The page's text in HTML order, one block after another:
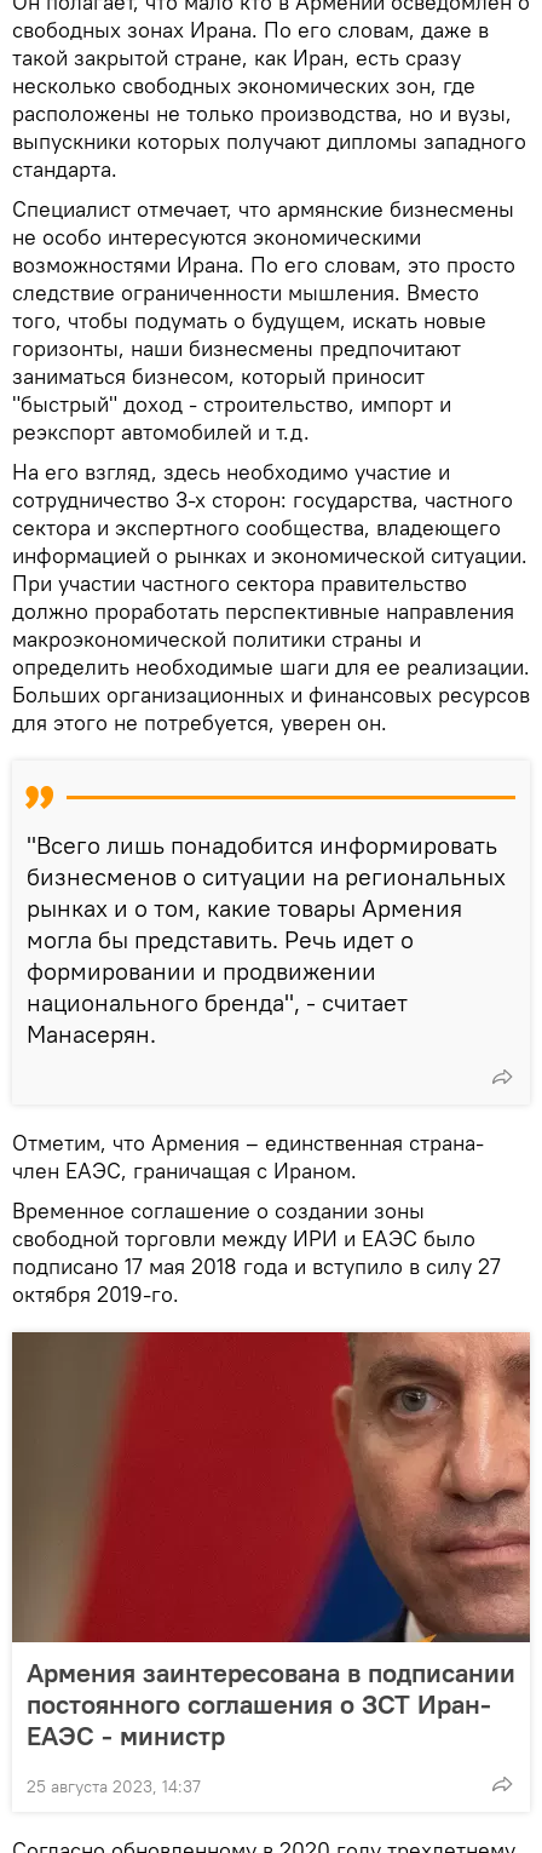
свободных зонах Ирана. По его словам, даже в
такой закрытой стране, как Иран, есть сразу
несколько свободных экономических зон, где
расположены не только производства, но и вузы,
выпускники которых получают дипломы западного
стандарта.
Специалист отмечает, что армянские бизнесмены
не особо интересуются экономическими
возможностями Ирана. По его словам, это просто
следствие ограниченности мышления. Вместо
того, чтобы подумать о будущем, искать новые
горизонты, наши бизнесмены предпочитают
заниматься бизнесом, который приносит
"быстрый" доход - строительство, импорт и
реэкспорт автомобилей и т.д.
На его взгляд, здесь необходимо участие и
сотрудничество 3-х сторон: государства, частного
сектора и экспертного сообщества, владеющего
информацией о рынках и экономической ситуации.
При участии частного сектора правительство
должно проработать перспективные направления
макроэкономической политики страны и
определить необходимые шаги для ее реализации.
Больших организационных и финансовых ресурсов
для этого не потребуется, уверен он.
"Всего лишь понадобится информировать
бизнесменов о ситуации на региональных
рынках и о том, какие товары Армения
могла бы представить. Речь идет о
формировании и продвижении
национального бренда", - считает
Манасерян.
Отметим, что Армения – единственная страна-
член ЕАЭС, граничащая с Ираном.
Временное соглашение о создании зоны
свободной торговли между ИРИ и ЕАЭС было
подписано 17 мая 2018 года и вступило в силу 27
октября 2019-го.
Армения заинтересована в подписании
постоянного соглашения о ЗСТ Иран-
ЕАЭС - министр
25 августа 2023, 14:37